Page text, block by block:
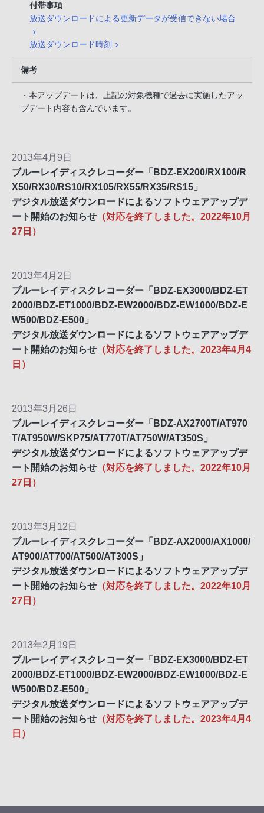
付帯事項
放送ダウンロードによる更新データが受信できない場合
放送ダウンロード時刻
備考
・本アップデートは、上記の対象機種で過去に実施したアッ
プデート内容も含んでいます。
2013年4月9日
ブルーレイディスクレコーダー「BDZ-EX200/RX100/R
X50/RX30/RS10/RX105/RX55/RX35/RS15」
デジタル放送ダウンロードによるソフトウェアアップデ
ート開始のお知らせ （対応を終了しました。2022年10月
27日）
2013年4月2日
ブルーレイディスクレコーダー「BDZ-EX3000/BDZ-ET
2000/BDZ-ET1000/BDZ-EW2000/BDZ-EW1000/BDZ-E
W500/BDZ-E500」
デジタル放送ダウンロードによるソフトウェアアップデ
ート開始のお知らせ （対応を終了しました。2023年4月4
日）
2013年3月26日
ブルーレイディスクレコーダー「BDZ-AX2700T/AT970
T/AT950W/SKP75/AT770T/AT750W/AT350S」
デジタル放送ダウンロードによるソフトウェアアップデ
ート開始のお知らせ （対応を終了しました。2022年10月
27日）
2013年3月12日
ブルーレイディスクレコーダー「BDZ-AX2000/AX1000/
AT900/AT700/AT500/AT300S」
デジタル放送ダウンロードによるソフトウェアアップデ
ート開始のお知らせ （対応を終了しました。2022年10月
27日）
2013年2月19日
ブルーレイディスクレコーダー「BDZ-EX3000/BDZ-ET
2000/BDZ-ET1000/BDZ-EW2000/BDZ-EW1000/BDZ-E
W500/BDZ-E500」
デジタル放送ダウンロードによるソフトウェアアップデ
ート開始のお知らせ （対応を終了しました。2023年4月4
日）